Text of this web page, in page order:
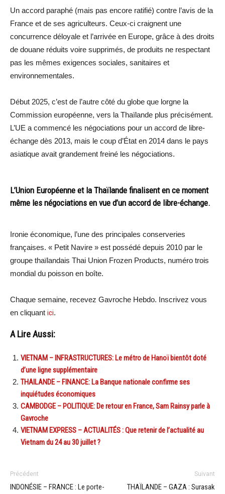
Un accord paraphé (mais pas encore ratifié) contre l’avis de la
France et de ses agriculteurs. Ceux-ci craignent une
concurrence déloyale et l’arrivée en Europe, grâce à des droits
de douane réduits voire supprimés, de produits ne respectant
pas les mêmes exigences sociales, sanitaires et
environnementales.
Début 2025, c’est de l’autre côté du globe que lorgne la
Commission européenne, vers la Thaïlande plus précisément.
L’UE a commencé les négociations pour un accord de libre-
échange dès 2013, mais le coup d’État en 2014 dans le pays
asiatique avait grandement freiné les négociations.
L’Union Européenne et la Thaïlande finalisent en ce moment
même les négociations en vue d’un accord de libre-échange.
Ironie économique, l’une des principales conserveries
françaises. « Petit Navire » est possédé depuis 2010 par le
groupe thaïlandais Thai Union Frozen Products, numéro trois
mondial du poisson en boîte.
Chaque semaine, recevez Gavroche Hebdo. Inscrivez vous
en cliquant ici.
A Lire Aussi:
VIETNAM – INFRASTRUCTURES: Le métro de Hanoï bientôt doté
d’une ligne supplémentaire
THAILANDE – FINANCE: La Banque nationale confirme ses
inquiétudes économiques
CAMBODGE – POLITIQUE: De retour en France, Sam Rainsy parle à
Gavroche
VIETNAM EXPRESS – ACTUALITÉS : Que retenir de l’actualité au
Vietnam du 24 au 30 juillet ?
Précédent
INDONÉSIE – FRANCE : Le porte-
Suivant
THAÏLANDE – GAZA : Surasak